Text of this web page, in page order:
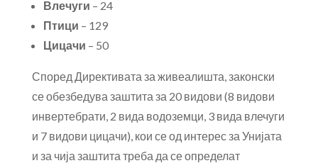
Влечуги – 24
Птици – 129
Цицачи – 50
Според Директивата за живеалишта, законски
се обезбедува заштита за 20 видови (8 видови
инвертебрати, 2 вида водоземци, 3 вида влечуги
и 7 видови цицачи), кои се од интерес за Унијата
и за чија заштита треба да се определат